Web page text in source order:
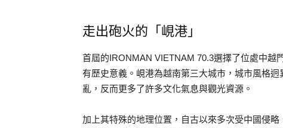
走出砲火的「峴港」
首屆的IRONMAN VIETNAM 70.3選擇了位處中越
有歷史意義。峴港為越南第三大城市，城市風格
亂，反而更多了許多文化氣息與觀光資源。
加上其特殊的地理位置，自古以來多次受中國侵